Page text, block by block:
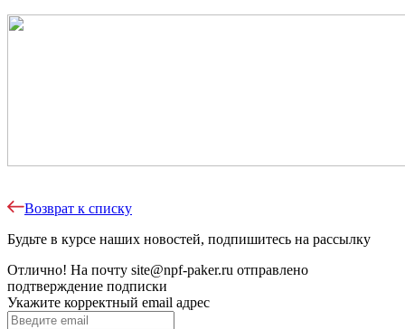
Возврат к списку
Будьте в курсе наших новостей, подпишитесь на рассылку
Отлично! На почту site@npf-paker.ru отправлено
подтверждение подписки
Укажите корректный email адрес